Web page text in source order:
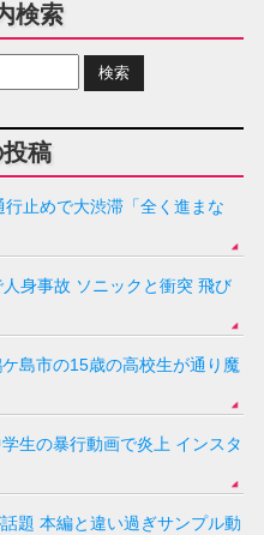
検索
稿
止めで大渋滞「全く進まな
身事故 ソニックと衝突 飛び
島市の15歳の高校生が通り魔
生の暴行動画で炎上 インスタ
題 本編と違い過ぎサンプル動